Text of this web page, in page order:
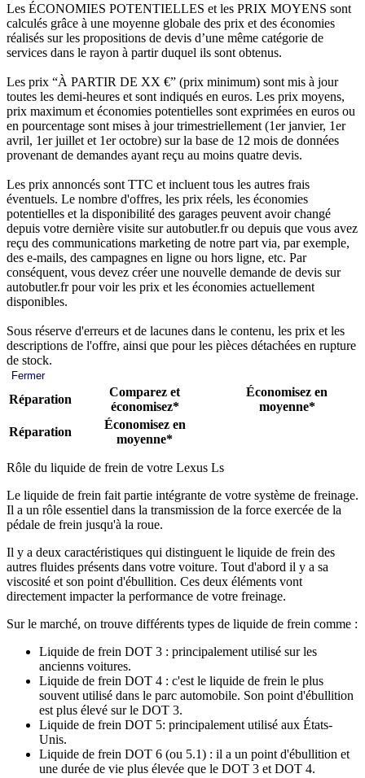
Les ÉCONOMIES POTENTIELLES et les PRIX MOYENS sont
calculés grâce à une moyenne globale des prix et des économies
réalisés sur les propositions de devis d’une même catégorie de
services dans le rayon à partir duquel ils sont obtenus.
Les prix “À PARTIR DE XX €” (prix minimum) sont mis à jour
toutes les demi-heures et sont indiqués en euros. Les prix moyens,
prix maximum et économies potentielles sont exprimées en euros ou
en pourcentage sont mises à jour trimestriellement (1er janvier, 1er
avril, 1er juillet et 1er octobre) sur la base de 12 mois de données
provenant de demandes ayant reçu au moins quatre devis.
Les prix annoncés sont TTC et incluent tous les autres frais
éventuels. Le nombre d'offres, les prix réels, les économies
potentielles et la disponibilité des garages peuvent avoir changé
depuis votre dernière visite sur autobutler.fr ou depuis que vous avez
reçu des communications marketing de notre part via, par exemple,
des e-mails, des campagnes en ligne ou hors ligne, etc. Par
conséquent, vous devez créer une nouvelle demande de devis sur
autobutler.fr pour voir les prix et les économies actuellement
disponibles.
Sous réserve d'erreurs et de lacunes dans le contenu, les prix et les
descriptions de l'offre, ainsi que pour les pièces détachées en rupture
de stock.
Fermer
Réparation
Comparez et
économisez*
Économisez en
moyenne*
Réparation
Économisez en
moyenne*
Rôle du liquide de frein de votre Lexus Ls
Le liquide de frein fait partie intégrante de votre système de freinage.
Il a un rôle essentiel dans la transmission de la force exercée de la
pédale de frein jusqu'à la roue.
Il y a deux caractéristiques qui distinguent le liquide de frein des
autres fluides présents dans votre voiture. Tout d'abord il y a sa
viscosité et son point d'ébullition. Ces deux éléments vont
directement impacter la performance de votre freinage.
Sur le marché, on trouve différents types de liquide de frein comme :
Liquide de frein DOT 3 : principalement utilisé sur les
ancienns voitures.
Liquide de frein DOT 4 : c'est le liquide de frein le plus
souvent utilisé dans le parc automobile. Son point d'ébullition
est plus élevé sur le DOT 3.
Liquide de frein DOT 5: principalement utilisé aux États-
Unis.
Liquide de frein DOT 6 (ou 5.1) : il a un point d'ébullition et
une durée de vie plus élevée que le DOT 3 et DOT 4.